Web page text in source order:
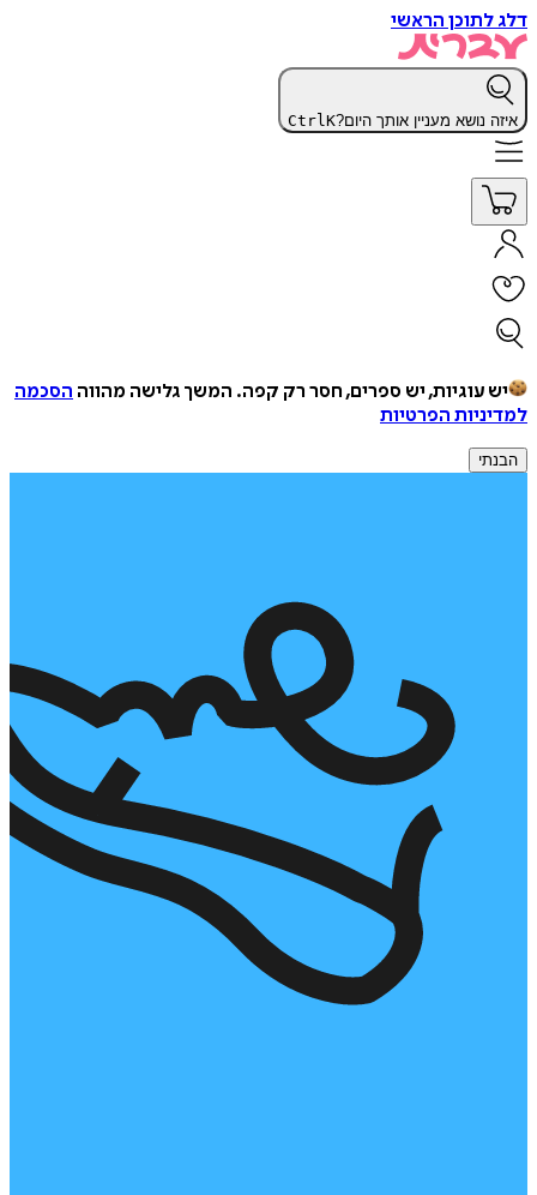
דלג לתוכן הראשי
איזה נושא מעניין אותך היום? CtrlK
יש עוגיות, יש ספרים, חסר רק קפה. המשך גלישה מהווה הסכמה
למדיניות הפרטיות
הבנתי